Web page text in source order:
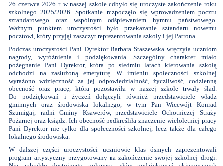
26 czerwca 2026 r. w naszej szkole odbyło się uroczyste zakończenie roku
szkolnego 2025/2026. Spotkanie rozpoczęło się wprowadzeniem pocztu
sztandarowego oraz wspólnym odśpiewaniem hymnu państwowego.
Ważnym punktem uroczystości było przekazanie sztandaru nowemu
pocztowi, który przyjął zaszczyt reprezentowania szkoły i jej Patrona.
Podczas uroczystości Pani Dyrektor Barbara Staszewska wręczyła uczniom
nagrody, wyróżnienia i podziękowania. Szczególny charakter miało
pożegnanie Pani Dyrektor, która po siedmiu latach kierowania szkołą
odchodzi na zasłużoną emeryturę. W imieniu społeczności szkolnej
wyrażono wdzięczność za jej odpowiedzialność, życzliwość, codzienną
obecność oraz pracę, która pozostawiła w naszej szkole trwały ślad.
Do podziękowań i życzeń dołączyli również przedstawiciele władz
gminnych oraz środowiska lokalnego, w tym Pan Wicewójt Konrad
Szumigaj, radni Gminy Ksawerów, przedstawiciele Ochotniczej Straży
Pożarnej oraz ksiądz. Ich obecność podkreśliła znaczenie wieloletniej pracy
Pani Dyrektor nie tylko dla społeczności szkolnej, lecz także dla całego
lokalnego środowiska.
W dalszej części uroczystości uczniowie klas ósmych zaprezentowali
program artystyczny przygotowany na zakończenie swojej szkolnej drogi.